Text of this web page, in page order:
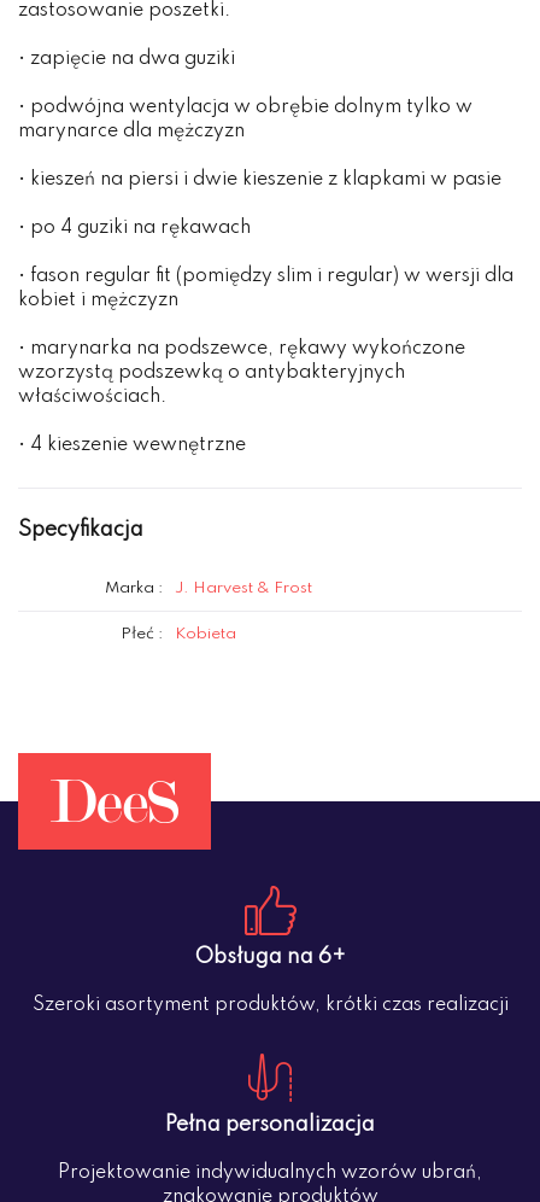
zastosowanie poszetki.
• zapięcie na dwa guziki
• podwójna wentylacja w obrębie dolnym tylko w
marynarce dla mężczyzn
• kieszeń na piersi i dwie kieszenie z klapkami w pasie
• po 4 guziki na rękawach
• fason regular fit (pomiędzy slim i regular) w wersji dla
kobiet i mężczyzn
• marynarka na podszewce, rękawy wykończone
wzorzystą podszewką o antybakteryjnych
właściwościach.
• 4 kieszenie wewnętrzne
Specyfikacja
Marka : J. Harvest & Frost
Płeć : Kobieta
Obsługa na 6+
Szeroki asortyment produktów, krótki czas realizacji
Pełna personalizacja
Projektowanie indywidualnych wzorów ubrań,
znakowanie produktów